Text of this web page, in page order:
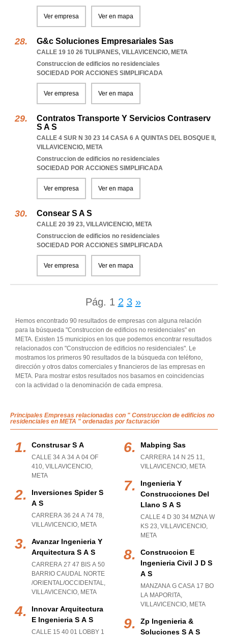
Ver empresa Ver en mapa
G&c Soluciones Empresariales Sas
CALLE 19 10 26 TULIPANES, VILLAVICENCIO, META
Construccion de edificios no residenciales
SOCIEDAD POR ACCIONES SIMPLIFICADA
Ver empresa Ver en mapa
Contratos Transporte Y Servicios Contraserv
S A S
CALLE 4 SUR N 30 23 14 CASA 6 A QUINTAS DEL BOSQUE II ,
VILLAVICENCIO, META
Construccion de edificios no residenciales
SOCIEDAD POR ACCIONES SIMPLIFICADA
Ver empresa Ver en mapa
Consear S A S
CALLE 20 39 23, VILLAVICENCIO, META
Construccion de edificios no residenciales
SOCIEDAD POR ACCIONES SIMPLIFICADA
Ver empresa Ver en mapa
Pág. 1 2 3 »
Hemos encontrado 90 resultados de empresas con alguna relación
para la búsqueda "Construccion de edificios no residenciales" en
META. Existen 15 municipios en los que podemos encontrar resultados
relacionados con "Construccion de edificios no residenciales". Le
mostramos los primeros 90 resultados de la búsqueda con teléfono,
dirección y otros datos comerciales y financieros de las empresas en
META. Para mostrar estos resultados nos basamos en coincidencias
con la actividad o la denominación de cada empresa.
Principales Empresas relacionadas con " Construccion de edificios no
residenciales en META " ordenadas por facturación
Construsar S A
CALLE 34 A 34 A 04 OF
410, VILLAVICENCIO,
META
Inversiones Spider S
A S
CARRERA 36 24 A 74 78,
VILLAVICENCIO, META
Avanzar Ingenieria Y
Arquitectura S A S
CARRERA 27 47 BIS A 50
BARRIO CAUDAL NORTE
/ORIENTAL/OCCIDENTAL,
VILLAVICENCIO, META
Innovar Arquitectura
E Ingenieria S A S
CALLE 15 40 01 LOBBY 1
Mabping Sas
CARRERA 14 N 25 11,
VILLAVICENCIO, META
Ingenieria Y
Construcciones Del
Llano S A S
CALLE 4 D 30 34 MZNA W
KS 23, VILLAVICENCIO,
META
Construccion E
Ingenieria Civil J D S
A S
MANZANA G CASA 17 BO
LA MAPORITA,
VILLAVICENCIO, META
Zp Ingenieria &
Soluciones S A S